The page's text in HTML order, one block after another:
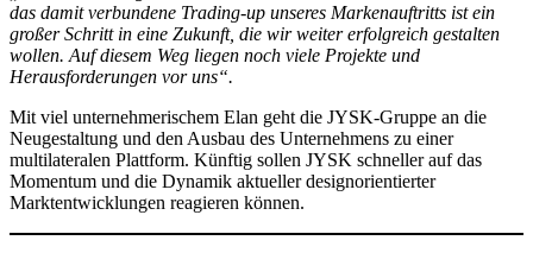
das damit verbundene Trading-up unseres Markenauftritts ist ein
großer Schritt in eine Zukunft, die wir weiter erfolgreich gestalten
wollen. Auf diesem Weg liegen noch viele Projekte und
Herausforderungen vor uns“.
Mit viel unternehmerischem Elan geht die JYSK-Gruppe an die
Neugestaltung und den Ausbau des Unternehmens zu einer
multilateralen Plattform. Künftig sollen JYSK schneller auf das
Momentum und die Dynamik aktueller designorientierter
Marktentwicklungen reagieren können.